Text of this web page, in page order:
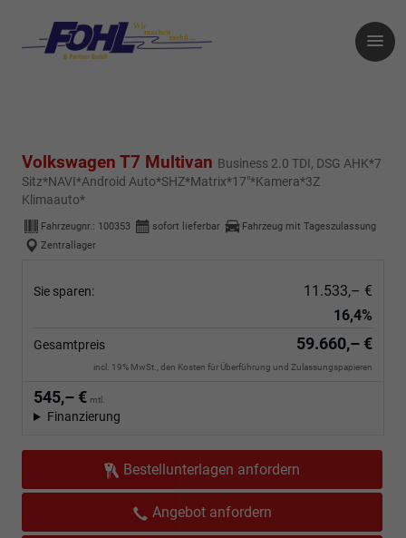
Volkswagen T7 Multivan Business 2.0 TDI, DSG AHK*7
Sitz*NAVI*Android Auto*SHZ*Matrix*17"*Kamera*3Z
Klimaauto*
Fahrzeugnr.: 100353 sofort lieferbar
Fahrzeug mit Tageszulassung
Zentrallager
Sie sparen:
11.533,– €
16,4%
Gesamtpreis 59.660,– €
incl. 19% MwSt., den Kosten für Überführung und Zulassungspapieren
545,– € mtl.
Finanzierung
Bestellunterlagen anfordern
Angebot anfordern